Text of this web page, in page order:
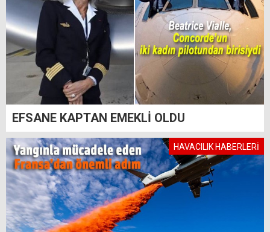
EFSANE KAPTAN EMEKLİ OLDU
HAVACILIK HABERLERİ